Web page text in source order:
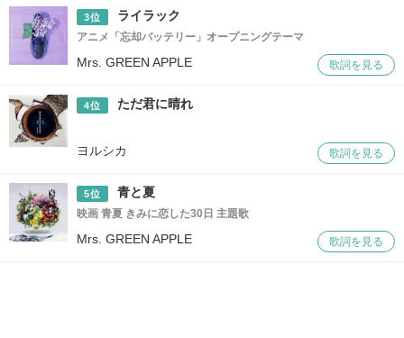
3位 ライラック
アニメ「忘却バッテリー」オープニングテーマ
Mrs. GREEN APPLE 歌詞を見る
4位 ただ君に晴れ
ヨルシカ 歌詞を見る
5位 青と夏
映画 青夏 きみに恋した30日 主題歌
Mrs. GREEN APPLE 歌詞を見る